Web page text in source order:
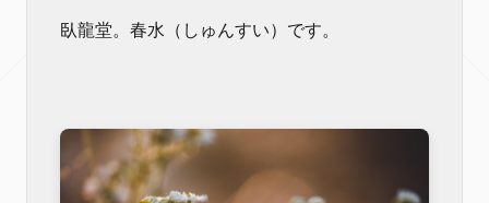
臥龍堂。春水（しゅんすい）です。